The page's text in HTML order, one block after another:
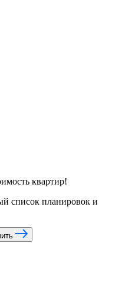
квартир!
список планировок и